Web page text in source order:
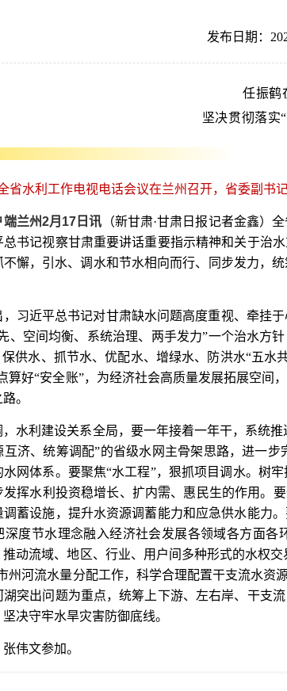
发布日期：
任振鹤
坚决贯彻落实
省水利工作电视电话会议在兰州召开，省委副书
端兰州2月17日讯 （新甘肃·甘肃日报记者金鑫）
书记视察甘肃重要讲话重要指示精神和关于治
懈，引水、调水和节水相向而行、同步发力，
，习近平总书记对甘肃缺水问题高度重视、牵挂
、空间均衡、系统治理、两手发力”一个治水方
保供水、抓节水、优配水、增绿水、防洪水“五水
算好“安全账”，为经济社会高质量发展拓展空
。
水利建设关系全局，要一年接着一年干，系统
互济、统筹调配”的省级水网主骨架思路，进一
水网体系。要聚焦“水工程”，狠抓项目调水。树
发挥水利投资稳增长、扩内需、惠民生的作用。
调蓄设施，提升水资源调蓄能力和应急供水能力
深度节水理念融入经济社会发展各领域各方面各
动流域、地区、行业、用户间多种形式的水权
州河流水量分配工作，科学合理配置干支流水资
突出问题为重点，统筹上下游、左右岸、干支
决守牢水旱灾害防御底线。
伟文参加。